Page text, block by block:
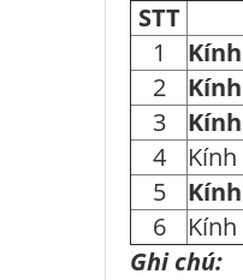
STT
1
2
3
4
5
6
Ghi chú: